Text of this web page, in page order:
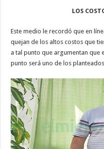
LOS
Este medio le recordó que en
quejan de los altos costos que
a tal punto que argumentan que
punto será uno de los